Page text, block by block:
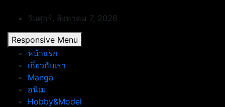
content
วันศุกร์, สิงหาคม 7, 2026
Responsive Menu
หน้าแรก
เกี่ยวกับเรา
Manga
อนิเม
Hobby&Model